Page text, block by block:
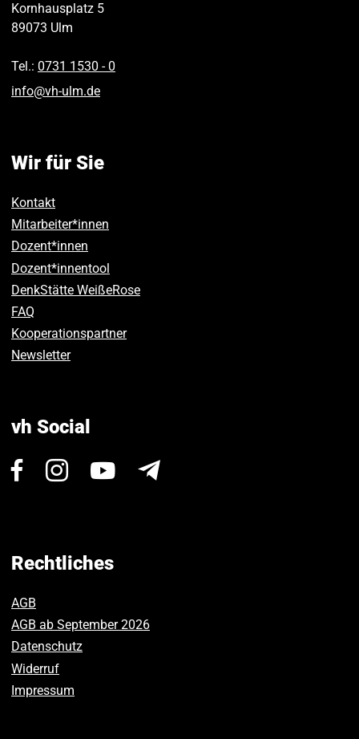
Kornhausplatz 5
89073 Ulm
Tel.: 0731 1530 ‑ 0
info@vh-ulm.de
Wir für Sie
Kontakt
Mitarbeiter*innen
Dozent*innen
Dozent*innentool
DenkStätte WeißeRose
FAQ
Kooperationspartner
Newsletter
vh Social
Besuchen
Facebook.
Besuchen
Instagram.
Besuchen
Rechtliches
AGB
AGB ab September 2026
Datenschutz
Widerruf
Impressum